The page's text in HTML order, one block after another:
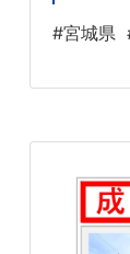
#宮城県